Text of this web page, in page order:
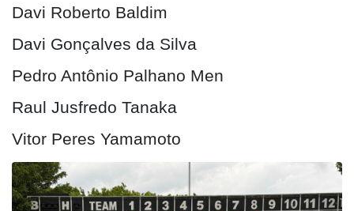
Davi Roberto Baldim
Davi Gonçalves da Silva
Pedro Antônio Palhano Men
Raul Jusfredo Tanaka
Vitor Peres Yamamoto